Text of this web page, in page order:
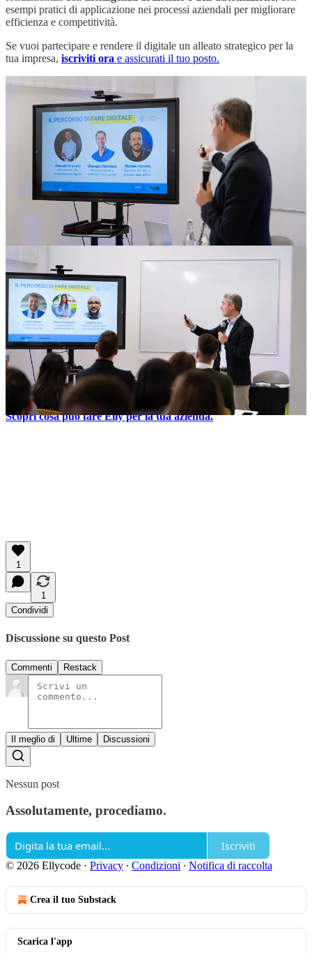
esempi pratici di applicazione nei processi aziendali per migliorare
efficienza e competitività.
Se vuoi partecipare e rendere il digitale un alleato strategico per la
tua impresa, iscriviti ora e assicurati il tuo posto.
Il percorso che un po’ tutti siamo chiamati a fare è quello di
approcciarci alla trasformazione digitale non solo come un processo
tecnologico, ma come un vero e proprio cambio di prospettiva che
artificiale non sono strumenti riservati alle grandi imprese, ma leve
strategiche accessibili anche alle PMI, a patto di saperle sfruttare nel
modo giusto.
Infatti la differenza tra chi subisce il cambiamento e chi
lo guida sta nella capacità di trasformare i dati in insight
strategici e di prendere decisioni più informate e rapide.
È qui che una piattaforma come Elly entra in gioco: semplificando
l’accesso alle informazioni, aiutando le imprese a navigare nel
digitale senza complessità e rendendo la Business Intelligence alla
portata di tutti. E tu sei pronto a trasformare i tuoi dati in valore?
Scopri cosa può fare Elly per la tua azienda.
1
1
Condividi
Discussione su questo Post
Commenti Restack
Il meglio di Ultime Discussioni
Nessun post
Assolutamente, procediamo.
Iscriviti
© 2026 Ellycode · Privacy ∙ Condizioni ∙ Notifica di raccolta
Crea il tuo Substack
Scarica l'app